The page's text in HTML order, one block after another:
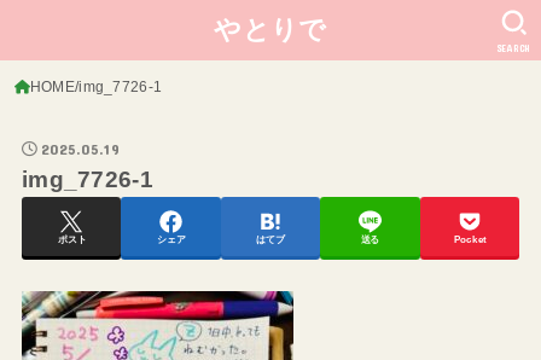
やとりで
SEARCH
HOME img_7726-1
2025.05.19
img_7726-1
ポスト シェア はてブ 送る Pocket